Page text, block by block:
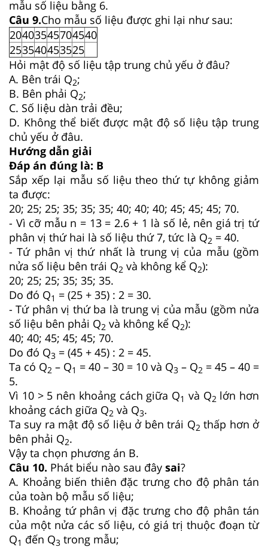
mẫu số liệu bằng 6.
Câu 9.Cho mẫu số liệu được ghi lại như sau:
20403545704540
253540453525
Hỏi mật độ số liệu tập trung chủ yếu ở đâu?
A. Bên trái Q2;
B. Bên phải Q2;
C. Số liệu dàn trải đều;
D. Không thể biết được mật độ số liệu tập trung
chủ yếu ở đâu.
Hướng dẫn giải
Đáp án đúng là: B
Sắp xếp lại mẫu số liệu theo thứ tự không giảm
ta được:
20; 25; 25; 35; 35; 35; 40; 40; 40; 45; 45; 45; 70.
- Vì cỡ mẫu n = 13 = 2.6 + 1 là số lẻ, nên giá trị tứ
phân vị thứ hai là số liệu thứ 7, tức là Q2 = 40.
- Tứ phân vị thứ nhất là trung vị của mẫu (gồm
nửa số liệu bên trái Q2 và không kể Q2):
20; 25; 25; 35; 35; 35.
Do đó Q1 = (25 + 35) : 2 = 30.
- Tứ phân vị thứ ba là trung vị của mẫu (gồm nửa
số liệu bên phải Q2 và không kể Q2):
40; 40; 45; 45; 45; 70.
Do đó Q3 = (45 + 45) : 2 = 45.
Ta có Q2 – Q1 = 40 – 30 = 10 và Q3 – Q2 = 45 – 40 =
5.
Vì 10 > 5 nên khoảng cách giữa Q1 và Q2 lớn hơn
khoảng cách giữa Q2 và Q3.
Ta suy ra mật độ số liệu ở bên trái Q2 thấp hơn ở
bên phải Q2.
Vậy ta chọn phương án B.
Câu 10. Phát biểu nào sau đây sai?
A. Khoảng biến thiên đặc trưng cho độ phân tán
của toàn bộ mẫu số liệu;
B. Khoảng tứ phân vị đặc trưng cho độ phân tán
của một nửa các số liệu, có giá trị thuộc đoạn từ
Q1 đến Q3 trong mẫu;